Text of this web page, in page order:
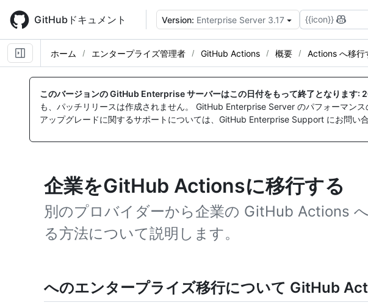
main
content
GitHubドキュメント Version: Enterprise Server 3.17 {{icon}}
ホーム エンタープライズ管理者 GitHub Actions 概要 Actions へ移行
このバージョンの GitHub Enterprise サーバーはこの日付をもって終了となります:
も、パッチリリースは作成されません。 GitHub Enterprise Server のパフォーマン
アップグレードに関するサポートについては、GitHub Enterprise Support にお問い合
企業をGitHub Actionsに移行する
別のプロバイダーから企業の GitHub Actions
る方法について説明します。
へのエンタープライズ移行について GitHub